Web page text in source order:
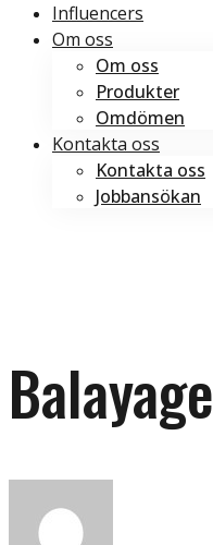
Influencers
Om oss
Om oss
Produkter
Omdömen
Kontakta oss
Kontakta oss
Jobbansökan
Balayage